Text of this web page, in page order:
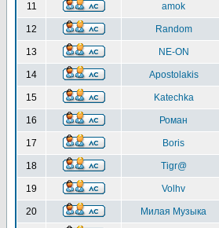
11 amok
12 Random
13 NE-ON
14 Apostolakis
15 Katechka
16 Роман
17 Boris
18 Tigr@
19 Volhv
20 Милая Музыка